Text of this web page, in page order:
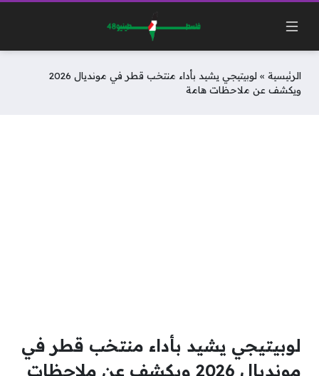
الرئيسية »
لوبيتيجي يشيد بأداء منتخب قطر في مونديال 2026
ويكشف عن ملاحظات هامة
لوبيتيجي يشيد بأداء منتخب قطر في
مونديال 2026 ويكشف عن ملاحظات